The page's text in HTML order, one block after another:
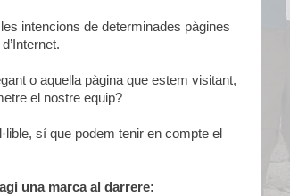
intencions de determinades pàgines
o aquella pàgina que estem visitant,
el nostre equip?
sí que podem tenir en compte el
una marca al darrere: